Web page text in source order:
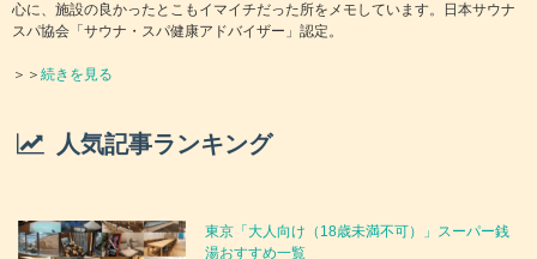
心に、施設の良かったとこもイマイチだった所をメモしています。日本サウナ
スパ協会「サウナ・スパ健康アドバイザー」認定。
＞＞続きを見る
人気記事ランキング
東京「大人向け（18歳未満不可）」スーパー銭
湯おすすめ一覧